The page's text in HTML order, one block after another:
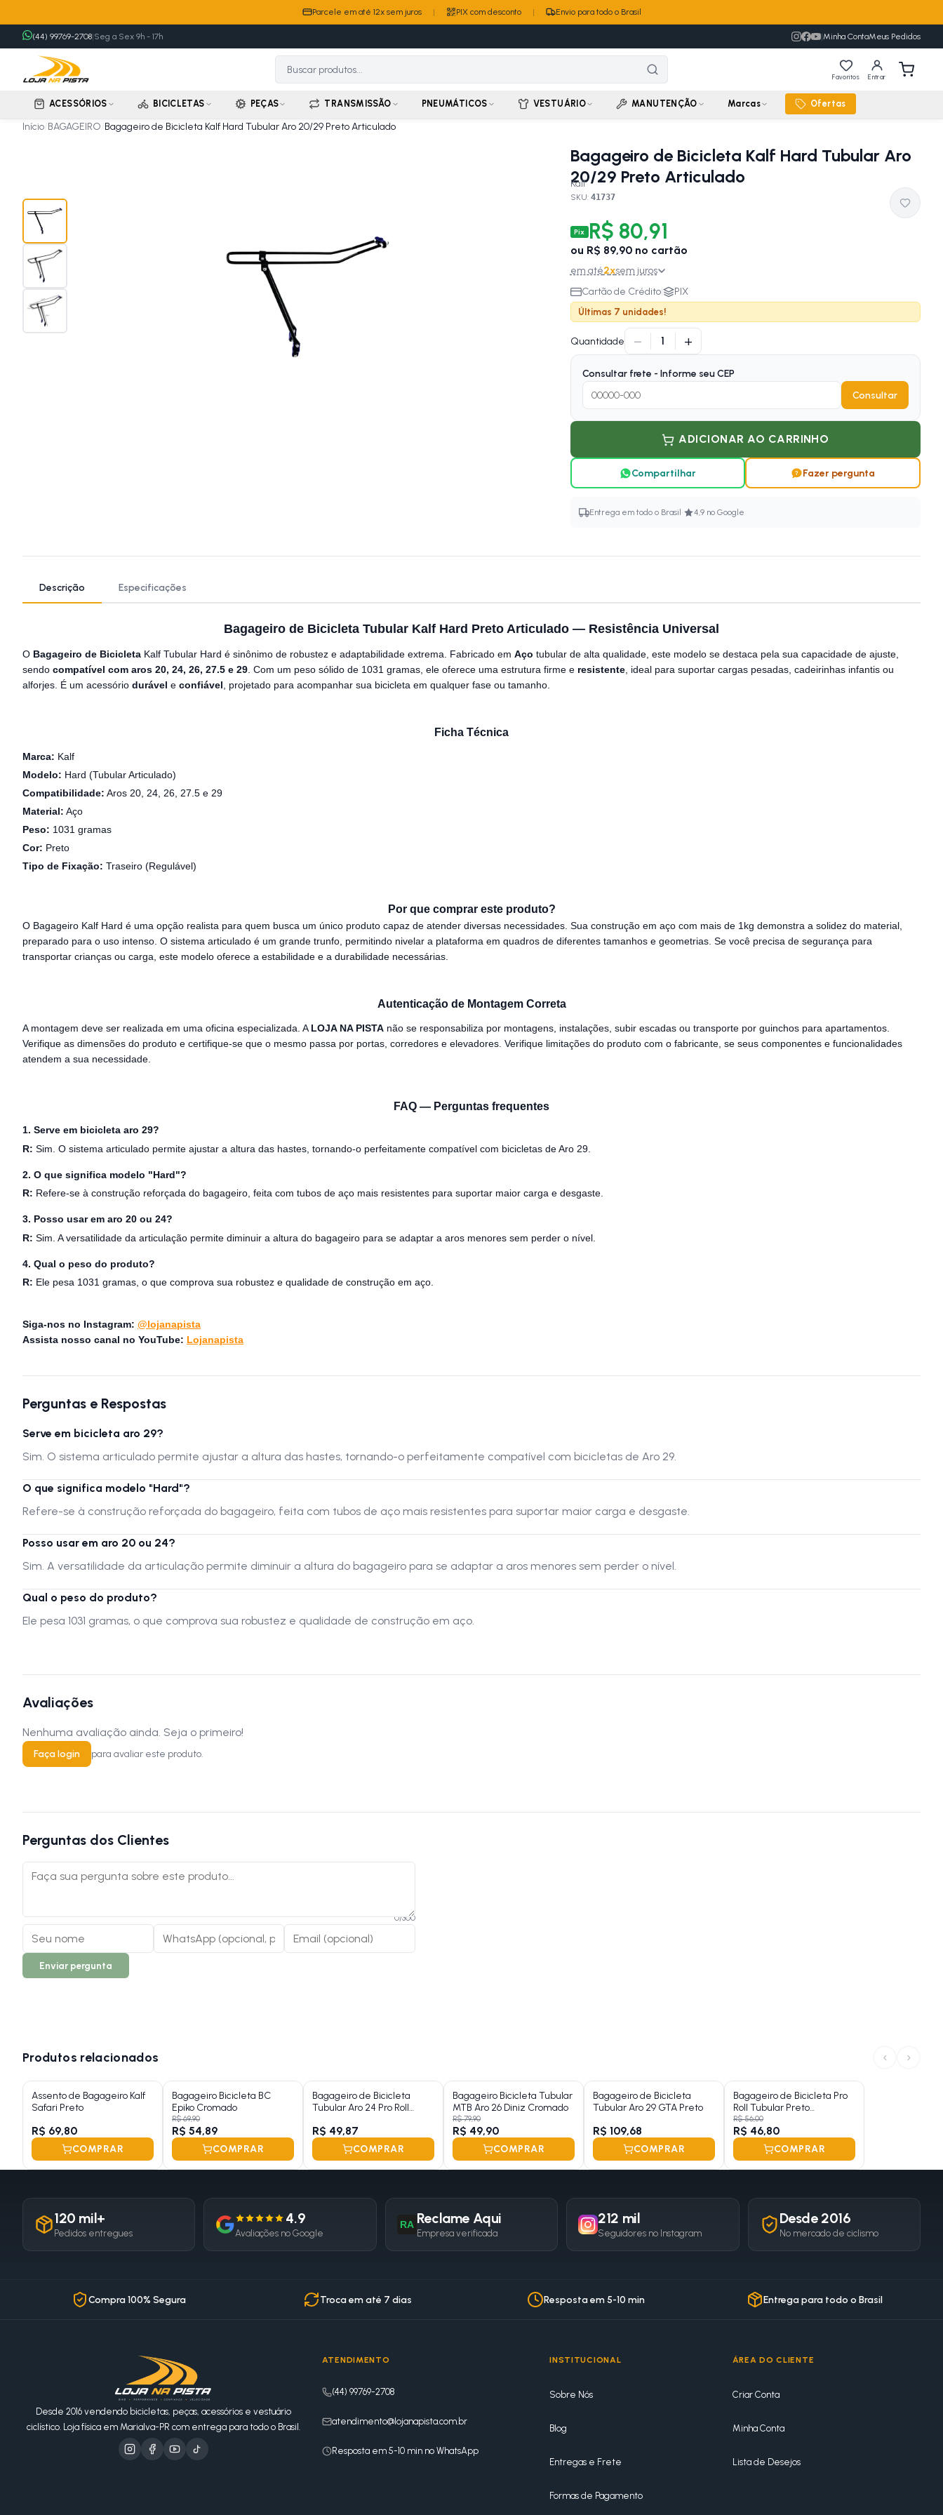
Parcele em até 12x sem juros | PIX com desconto | Envio para todo o Brasil
(44) 99769-2708|Seg a Sex 9h - 17h |Minha ContaMeus Pedidos
Favoritos Entrar
ACESSÓRIOS BICICLETAS PEÇAS TRANSMISSÃO PNEUMÁTICOS VESTUÁRIO MANUTENÇÃO Marcas Ofertas
Início/BAGAGEIRO/Bagageiro de Bicicleta Kalf Hard Tubular Aro 20/29 Preto Articulado
Bagageiro de Bicicleta Kalf Hard Tubular Aro
20/29 Preto Articulado
Kalf
SKU: 41737
Pix R$ 80,91
ou R$ 89,90no cartão
em até2xsem juros
Cartão de Crédito| PIX
Últimas 7 unidades!
Quantidade − 1 +
Consultar frete - Informe seu CEP
Consultar
ADICIONAR AO CARRINHO
Compartilhar Fazer pergunta
Entrega em todo o Brasil · 4,9 no Google
Descrição Especificações
Bagageiro de Bicicleta Tubular Kalf Hard Preto Articulado — Resistência Universal
O Bagageiro de Bicicleta Kalf Tubular Hard é sinônimo de robustez e adaptabilidade extrema. Fabricado em Aço tubular de alta qualidade, este modelo se destaca pela sua capacidade de ajuste,
sendo compatível com aros 20, 24, 26, 27.5 e 29 . Com um peso sólido de 1031 gramas, ele oferece uma estrutura firme e resistente , ideal para suportar cargas pesadas, cadeirinhas infantis ou
alforjes. É um acessório durável e confiável , projetado para acompanhar sua bicicleta em qualquer fase ou tamanho.
Ficha Técnica
Marca: Kalf
Modelo: Hard (Tubular Articulado)
Compatibilidade: Aros 20, 24, 26, 27.5 e 29
Material: Aço
Peso: 1031 gramas
Cor: Preto
Tipo de Fixação: Traseiro (Regulável)
Por que comprar este produto?
O Bagageiro Kalf Hard é uma opção realista para quem busca um único produto capaz de atender diversas necessidades. Sua construção em aço com mais de 1kg demonstra a solidez do material,
preparado para o uso intenso. O sistema articulado é um grande trunfo, permitindo nivelar a plataforma em quadros de diferentes tamanhos e geometrias. Se você precisa de segurança para
transportar crianças ou carga, este modelo oferece a estabilidade e a durabilidade necessárias.
Autenticação de Montagem Correta
A montagem deve ser realizada em uma oficina especializada. A LOJA NA PISTA não se responsabiliza por montagens, instalações, subir escadas ou transporte por guinchos para apartamentos.
Verifique as dimensões do produto e certifique-se que o mesmo passa por portas, corredores e elevadores. Verifique limitações do produto com o fabricante, se seus componentes e funcionalidades
atendem a sua necessidade.
FAQ — Perguntas frequentes
1. Serve em bicicleta aro 29?
R: Sim. O sistema articulado permite ajustar a altura das hastes, tornando-o perfeitamente compatível com bicicletas de Aro 29.
2. O que significa modelo "Hard"?
R: Refere-se à construção reforçada do bagageiro, feita com tubos de aço mais resistentes para suportar maior carga e desgaste.
3. Posso usar em aro 20 ou 24?
R: Sim. A versatilidade da articulação permite diminuir a altura do bagageiro para se adaptar a aros menores sem perder o nível.
4. Qual o peso do produto?
R: Ele pesa 1031 gramas, o que comprova sua robustez e qualidade de construção em aço.
Siga-nos no Instagram: @lojanapista
Assista nosso canal no YouTube: Lojanapista
Perguntas e Respostas
Serve em bicicleta aro 29?
Sim. O sistema articulado permite ajustar a altura das hastes, tornando-o perfeitamente compatível com bicicletas de Aro 29.
O que significa modelo "Hard"?
Refere-se à construção reforçada do bagageiro, feita com tubos de aço mais resistentes para suportar maior carga e desgaste.
Posso usar em aro 20 ou 24?
Sim. A versatilidade da articulação permite diminuir a altura do bagageiro para se adaptar a aros menores sem perder o nível.
Qual o peso do produto?
Ele pesa 1031 gramas, o que comprova sua robustez e qualidade de construção em aço.
Avaliações
Nenhuma avaliação ainda. Seja o primeiro!
Faça login para avaliar este produto.
Perguntas dos Clientes
0/300
Enviar pergunta
Produtos relacionados ‹ ›
Assento de Bagageiro Kalf
Safari Preto
R$ 69,80
COMPRAR
Bagageiro Bicicleta BC
Epiko Cromado
R$ 69,90
R$ 54,89
COMPRAR
Bagageiro de Bicicleta
Tubular Aro 24 Pro Roll
R$ 49,87
COMPRAR
Bagageiro Bicicleta Tubular
MTB Aro 26 Diniz Cromado
R$ 79,90
R$ 49,90
COMPRAR
Bagageiro de Bicicleta
Tubular Aro 29 GTA Preto
R$ 109,68
COMPRAR
Bagageiro de Bicicleta Pro
Roll Tubular Preto
Articulado
R$ 56,00
R$ 46,80
COMPRAR
120 mil+
Pedidos entregues
4.9
Avaliações no Google
RA Reclame Aqui
Empresa verificada
212 mil
Seguidores no Instagram
Desde 2016
No mercado de ciclismo
Compra 100% Segura Troca em até 7 dias Resposta em 5-10 min Entrega para todo o Brasil
Desde 2016 vendendo bicicletas, peças, acessórios e vestuário
ciclístico. Loja física em Marialva-PR com entrega para todo o Brasil.
ATENDIMENTO
(44) 99769-2708
atendimento@lojanapista.com.br
Resposta em 5-10 min no WhatsApp
INSTITUCIONAL
Sobre Nós
Blog
Entregas e Frete
Formas de Pagamento
ÁREA DO CLIENTE
Criar Conta
Minha Conta
Lista de Desejos